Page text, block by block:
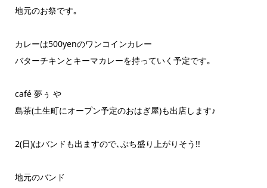
地元のお祭です｡
カレーは500yenのワンコインカレー
バターチキンとキーマカレーを持っていく予定です｡
café 夢ぅ や
島茶(土生町にオープン予定のおはぎ屋)も出店します♪
2(日)はバンドも出ますので､ぶち盛り上がりそう!!
地元のバンド